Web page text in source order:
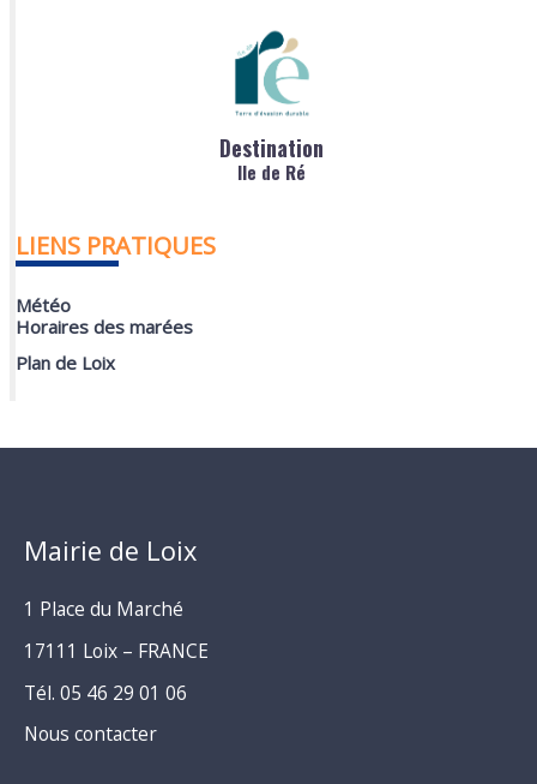
Destination
Ile de Ré
LIENS PRATIQUES
Météo
Horaires des marées
Plan de Loix
Mairie de Loix
1 Place du Marché
17111 Loix – FRANCE
Tél. 05 46 29 01 06
Nous contacter